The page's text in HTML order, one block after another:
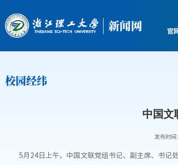
官
校园经纬
中国文
发布时
5月24日上午，中国文联党组书记、副主席、书记